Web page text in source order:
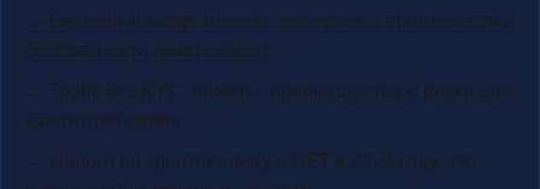
→ Биткоин-миксер: мнения экспертов о приватности и
безопасности криптовалют
→ Toobit без KYC: лимиты, преимущества и риски для
криптотрейдеров
→ Налоги на криптовалюту и NFT в 2024 году: что